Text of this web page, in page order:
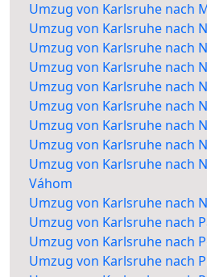
Umzug von Karlsruhe nach
Umzug von Karlsruhe nach
Umzug von Karlsruhe nach
Umzug von Karlsruhe nach
Umzug von Karlsruhe nach
Umzug von Karlsruhe nach
Umzug von Karlsruhe nach
Umzug von Karlsruhe nach
Umzug von Karlsruhe nach
Váhom
Umzug von Karlsruhe nach
Umzug von Karlsruhe nach
Umzug von Karlsruhe nach
Umzug von Karlsruhe nach